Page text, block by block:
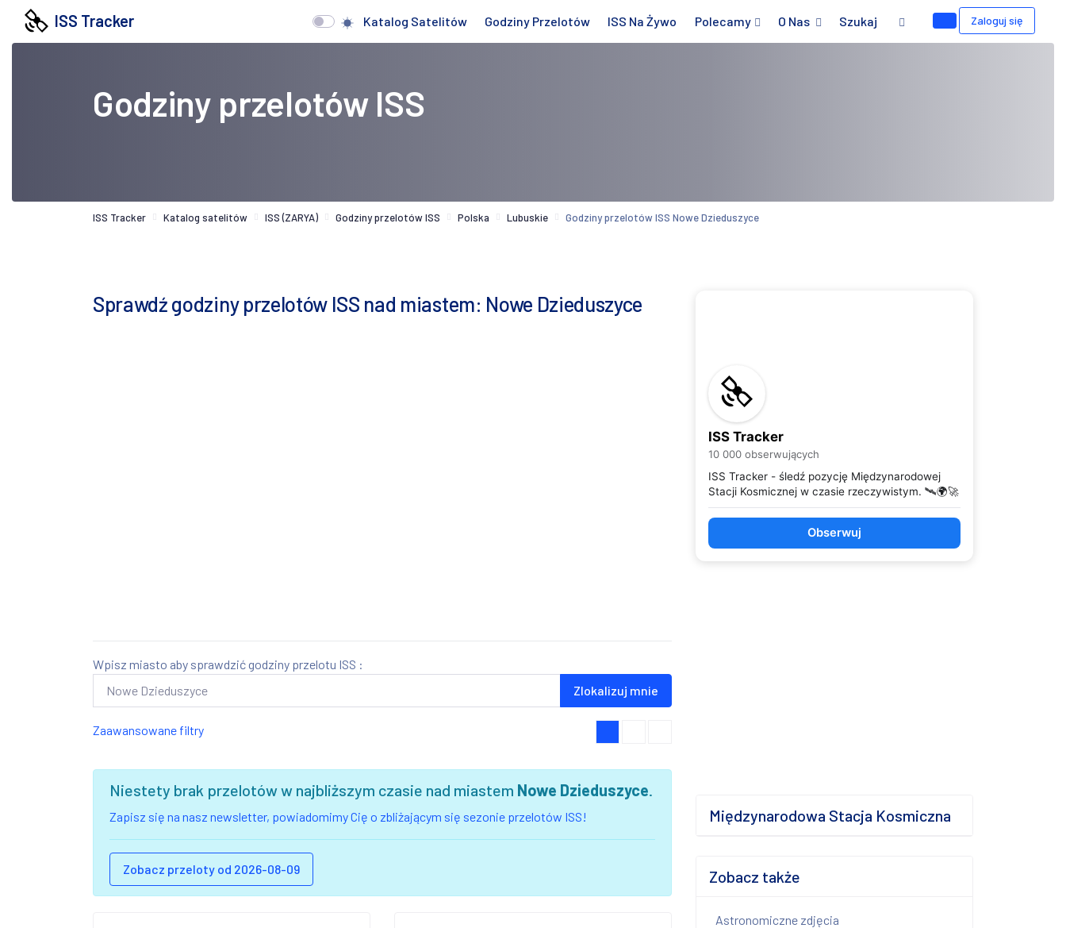
ISS Tracker Katalog Satelitów Godziny Przelotów ISS Na Żywo Polecamy O Nas Szukaj Zaloguj się
Godziny przelotów ISS
ISS Tracker Katalog satelitów ISS (ZARYA) Godziny przelotów ISS Polska Lubuskie Godziny przelotów ISS Nowe Dzieduszyce
Sprawdź godziny przelotów ISS nad miastem: Nowe Dzieduszyce
Wpisz miasto aby sprawdzić godziny przelotu ISS :
Zlokalizuj mnie
Zaawansowane filtry
Niestety brak przelotów w najbliższym czasie nad miastem Nowe Dzieduszyce.
Zapisz się na nasz newsletter, powiadomimy Cię o zbliżającym się sezonie przelotów ISS!
Zobacz przeloty od 2026-08-09
ISS Tracker
10 000 obserwujących
ISS Tracker - śledź pozycję Międzynarodowej
Stacji Kosmicznej w czasie rzeczywistym. 🛰️🌍🚀
Obserwuj
Międzynarodowa Stacja Kosmiczna
Zobacz także
Astronomiczne zdjęcia